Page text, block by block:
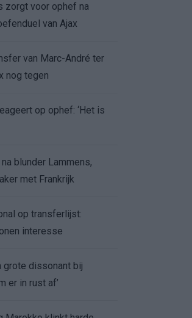
zorgt voor ophef na
van Ajax
van Marc-André ter
nog tegen
op ophef: ‘Het is
blunder Lammens,
met Frankrijk
op transferlijst:
interesse
grote dissonant bij
er in rust af’